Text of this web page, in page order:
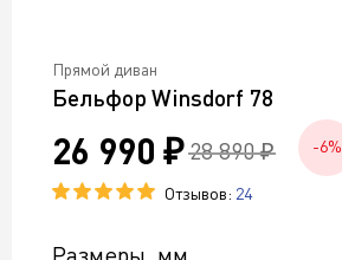
Прямой диван
Бельфор Winsdorf 78
26 990 ₽ 28 890 ₽ -6%
Отзывов: 24